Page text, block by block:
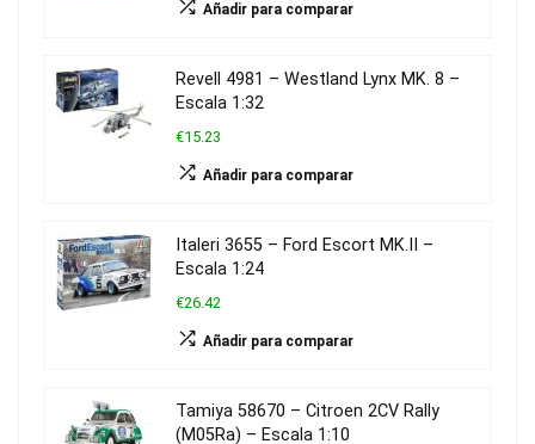
Añadir para comparar
Revell 4981 – Westland Lynx MK. 8 –
Escala 1:32
€15.23
Añadir para comparar
Italeri 3655 – Ford Escort MK.II –
Escala 1:24
€26.42
Añadir para comparar
Tamiya 58670 – Citroen 2CV Rally
(M05Ra) – Escala 1:10